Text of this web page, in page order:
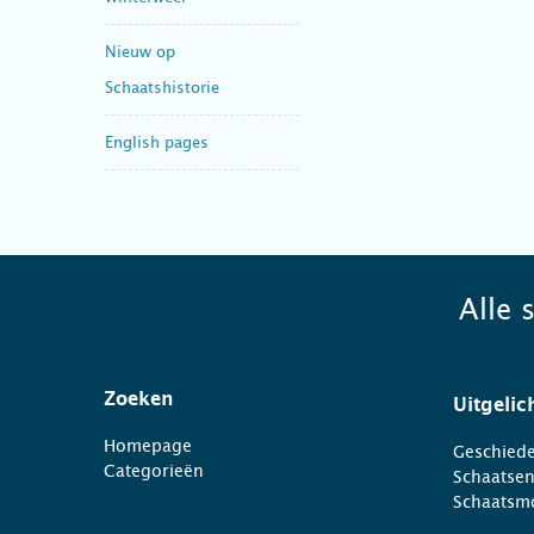
Nieuw op
Schaatshistorie
English pages
Alle
Zoeken
Homepage
Categorieën